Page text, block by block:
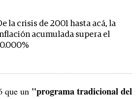
la crisis de 2001 hasta acá, la
acumulada supera el
que un "programa tradicional del